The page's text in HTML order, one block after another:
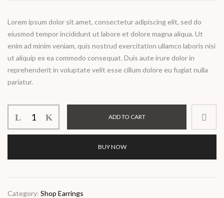
Lorem ipsum dolor sit amet, consectetur adipiscing elit, sed do
eiusmod tempor incididunt ut labore et dolore magna aliqua. Ut
enim ad minim veniam, quis nostrud exercitation ullamco laboris nisi
ut aliquip ex ea commodo consequat. Duis aute irure dolor in
reprehenderit in voluptate velit esse cillum dolore eu fugiat nulla
pariatur.
ADD TO CART
BUY NOW
Category: Shop Earrings